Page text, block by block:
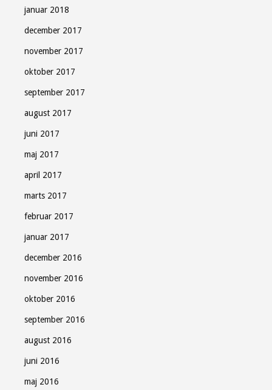
januar 2018
december 2017
november 2017
oktober 2017
september 2017
august 2017
juni 2017
maj 2017
april 2017
marts 2017
februar 2017
januar 2017
december 2016
november 2016
oktober 2016
september 2016
august 2016
juni 2016
maj 2016